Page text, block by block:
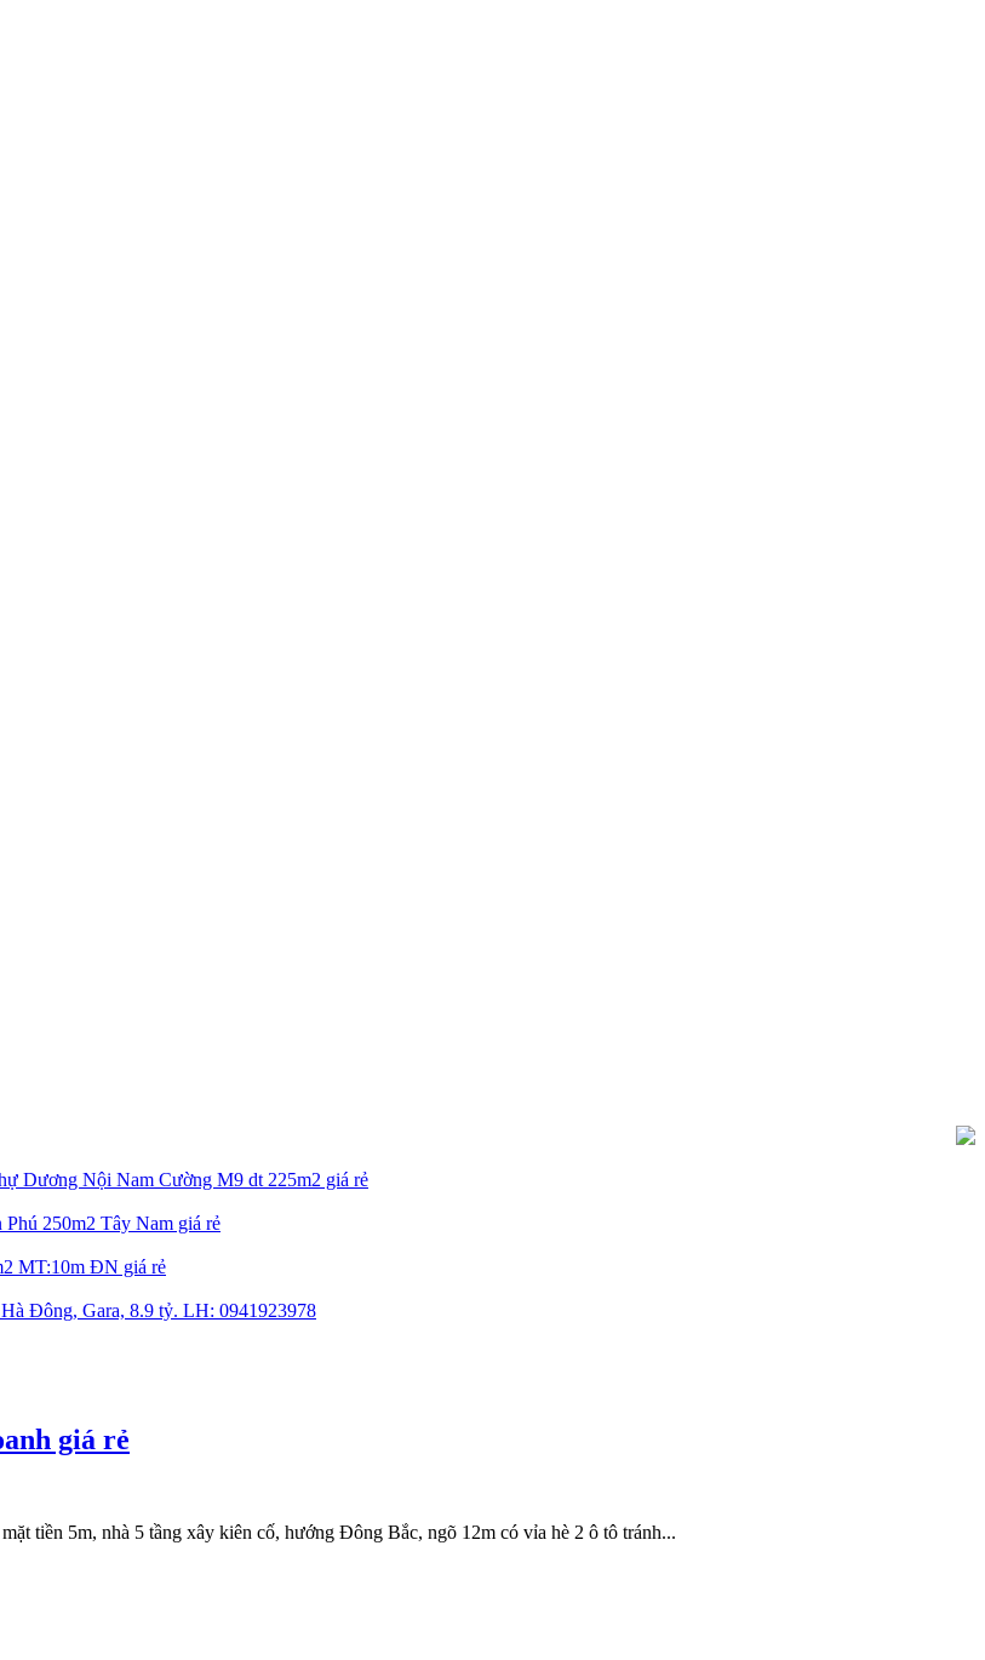
Dương Nội Nam Cường M9 dt 225m2 giá rẻ
250m2 Tây Nam giá rẻ
MT:10m ĐN giá rẻ
Đông, Gara, 8.9 tỷ. LH: 0941923978
giá rẻ
tiền 5m, nhà 5 tầng xây kiên cố, hướng Đông Bắc, ngõ 12m có vỉa hè 2 ô tô tránh...